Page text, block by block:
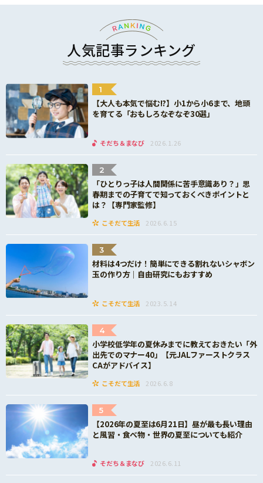
人気記事ランキング
1
【大人も本気で悩む!?】小1から小6まで、地頭
を育てる「おもしろなぞなぞ30選」
そだち＆まなび 2026.1.26
2
「ひとりっ子は人間関係に苦手意識あり？」思
春期までの子育てで知っておくべきポイントと
は？【専門家監修】
こそだて生活 2026.6.15
3
材料は4つだけ！簡単にできる割れないシャボン
玉の作り方｜自由研究にもおすすめ
こそだて生活 2023.5.14
4
小学校低学年の夏休みまでに教えておきたい「外
出先でのマナー40」【元JALファーストクラス
CAがアドバイス】
こそだて生活 2026.6.8
5
【2026年の夏至は6月21日】昼が最も長い理由
と風習・食べ物・世界の夏至についても紹介
そだち＆まなび 2026.6.11